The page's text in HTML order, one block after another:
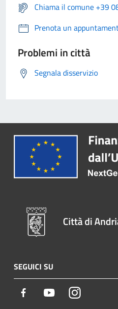
Chiama il comune +39
Prenota un
Problemi in città
Segnala disservizio
Città di
SEGUICI SU
Facebook YoutubeInstagram